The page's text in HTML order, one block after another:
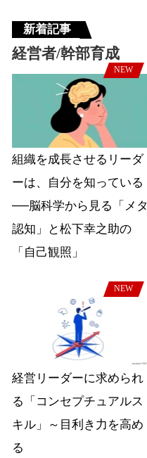
新着記事
経営者/幹部育成
NEW
組織を成長させるリーダ
ーは、自分を知っている
──脳科学から見る「メタ
認知」と松下幸之助の
「自己観照」
NEW
経営リーダーに求められ
る「コンセプチュアルス
キル」～目利き力を高め
る